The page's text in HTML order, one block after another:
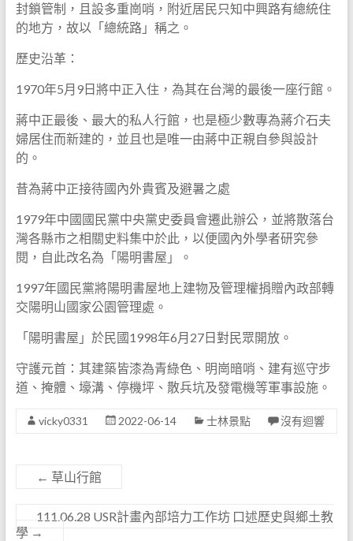
封鎖管制，且設多重崗哨，附近居民只知中興路有總統住
的地方，故以「總統路」稱之。
歷史沿革：
1970年5月9日將中正入住，為其在台灣的最後一座行館。
蔣中正最後、最大的私人行館，也是極少數專為蔣介石夫
婦居住而新建的，並且也是唯一由蔣中正親自參與設計
的。
昔為蔣中正接待國內外貴賓及避暑之處
1979年中國國民黨中央黨史委員會遷此辦公，並將散落台
灣各縣市之相關史料集中於此，以便國內外學者研究參
閱，自此改名為「陽明書屋」。
1997年國民黨將陽明書屋地上建物及管理權捐贈內政部轉
交陽明山國家公園管理處。
「陽明書屋」於民國1998年6月27日對民眾開放。
守護元首：其建築皆漆為青綠色、明崗暗哨、建有巡守步
道、掩體、壕溝、停機坪、散兵坑及發電機等軍事設施。
vicky0331 2022-06-14 士林景點 沒有迴響
← 草山行館
111.06.28 USR計畫內部培力工作坊 口述歷史與鄉土教
學 →